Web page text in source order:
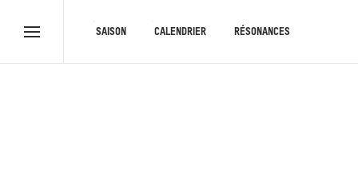
Menu
RACCOURCIS
SAISON CALENDRIER RÉSONANCES